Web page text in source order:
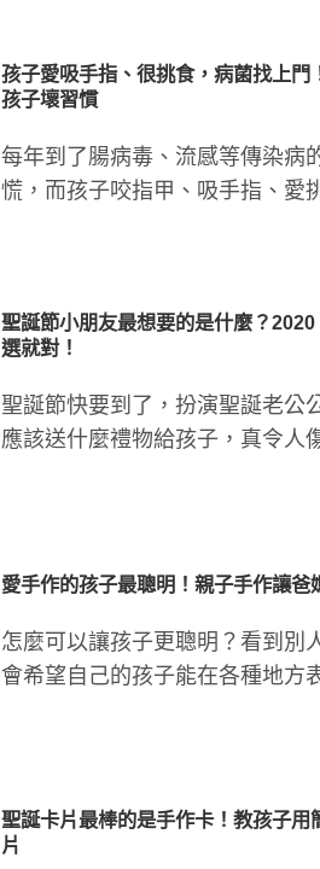
孩子愛吸手指、很挑食，病菌找上門
孩子壞習慣
每年到了腸病毒、流感等傳染病
慌，而孩子咬指甲、吸手指、愛
聖誕節小朋友最想要的是什麼？
選就對！
聖誕節快要到了，扮演聖誕老公
應該送什麼禮物給孩子，真令人
愛手作的孩子最聰明！親子手作讓爸
怎麼可以讓孩子更聰明？看到別
會希望自己的孩子能在各種地方
聖誕卡片最棒的是手作卡！教孩子用
片